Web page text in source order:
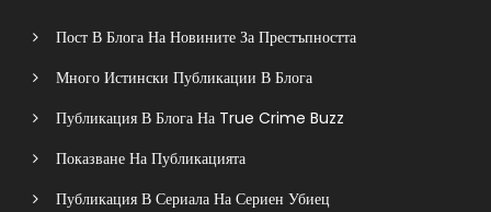
Пост В Блога На Новините За Престъпността
Много Истински Публикации В Блога
Публикация В Блога На True Crime Buzz
Показване На Публикацията
Публикация В Сериала На Сериен Убиец